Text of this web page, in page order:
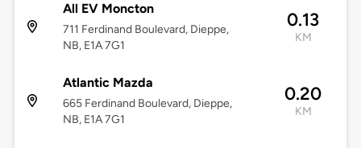
All EV Moncton
711 Ferdinand Boulevard, Dieppe,
NB, E1A 7G1
0.13
KM
Atlantic Mazda
665 Ferdinand Boulevard, Dieppe,
NB, E1A 7G1
0.20
KM